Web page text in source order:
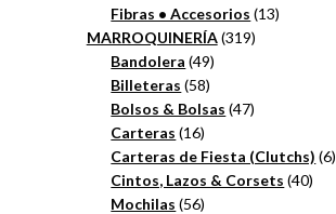
Fibras • Accesorios 1313
MARROQUINERÍA 319319
Bandolera 4949
Billeteras 5858
productos
Bolsos & Bolsas 4747
Carteras 1616
productos
Carteras de Fiesta (Clutchs) 66
Cintos, Lazos & Corsets 4040
Mochilas 5656